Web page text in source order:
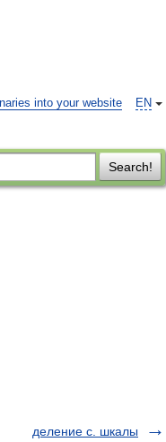
EN
into your website
Search!
деление с. шкалы